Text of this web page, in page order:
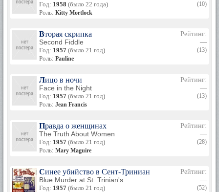
Год: 1958 (было 22 года)
Роль: Kitty Mortlock
(10)
Вторая скрипка
Second Fiddle
Год: 1957 (было 21 год)
Роль: Pauline
Рейтинг:
—
(13)
Лицо в ночи
Face in the Night
Год: 1957 (было 21 год)
Роль: Jean Francis
Рейтинг:
—
(13)
Правда о женщинах
The Truth About Women
Год: 1957 (было 21 год)
Роль: Mary Maguire
Рейтинг:
—
(28)
Синее убийство в Сент-Триниан
Blue Murder at St. Trinian's
Год: 1957 (было 21 год)
Рейтинг:
—
(52)